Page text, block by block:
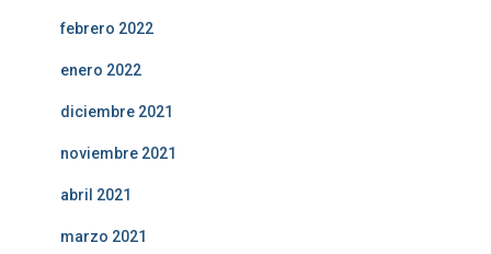
febrero 2022
enero 2022
diciembre 2021
noviembre 2021
abril 2021
marzo 2021